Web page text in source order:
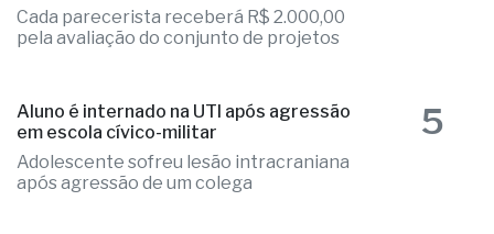
Cada parecerista receberá R$ 2.000,00
pela avaliação do conjunto de projetos
Aluno é internado na UTI após agressão
em escola cívico-militar
Adolescente sofreu lesão intracraniana
após agressão de um colega
5